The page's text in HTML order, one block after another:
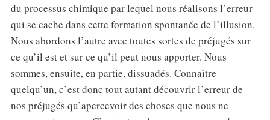
du processus chimique par lequel nous réalisons l’erreur
qui se cache dans cette formation spontanée de l’illusion.
Nous abordons l’autre avec toutes sortes de préjugés sur
ce qu’il est et sur ce qu’il peut nous apporter. Nous
sommes, ensuite, en partie, dissuadés. Connaître
quelqu’un, c’est donc tout autant découvrir l’erreur de
nos préjugés qu’apercevoir des choses que nous ne